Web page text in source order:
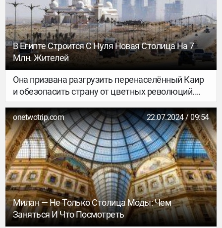
семейном кафе может превратиться в долгое
общение с хозяином, который расскажет о
любимом городе немало весёлых историй.
Мадрид раскрывается перед теми, кто готов
искать его душу в мелочах.
В Египте Строится С Нуля Новая Столица На 7
Млн. Жителей
Она призвана разгрузить перенаселённый Каир
и обезопасить страну от цветных революций.
Кроме всего прочего, в мегаполисе возводится
крупнейший в мире парк развлечений в 4 раза
больше Диснейленда…
onetwotrip.com 22.07.2024 / 09:54
Милан — Не Только Столица Моды: Чем
Заняться И Что Посмотреть